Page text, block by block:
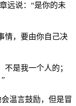
远说：“是你的未
情，要由你自己决
是我一个人的；
温言鼓励，但是冒